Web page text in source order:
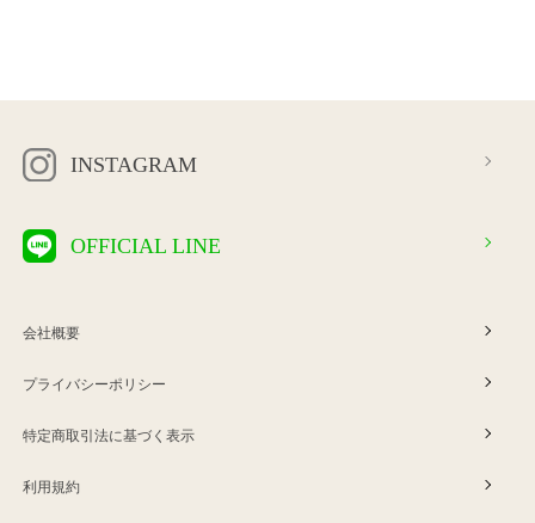
INSTAGRAM
OFFICIAL LINE
会社概要
プライバシーポリシー
特定商取引法に基づく表示
利用規約